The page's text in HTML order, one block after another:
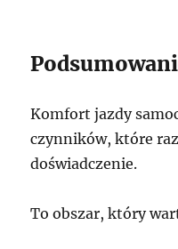
Komfort jazdy
czynników, które
doświadczenie.
To obszar, który